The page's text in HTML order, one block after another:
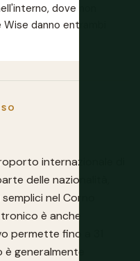
dove non
Wise danno entrambi
internazionale di
delle nazionalità,
nel Corno
è anche
permette fino a 31
generalmente